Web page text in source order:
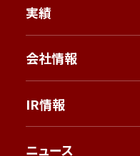
実績
会社情報
IR情報
ニュース